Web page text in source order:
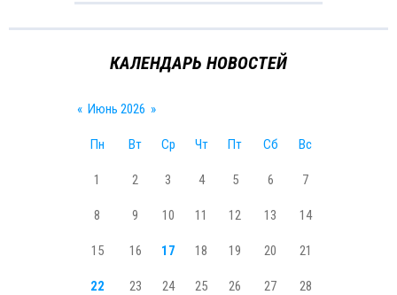
КАЛЕНДАРЬ НОВОСТЕЙ
« Июнь 2026 »
Пн Вт Ср Чт Пт Сб Вс
1 2 3 4 5 6 7
8 9 10 11 12 13 14
15 16 17 18 19 20 21
22 23 24 25 26 27 28